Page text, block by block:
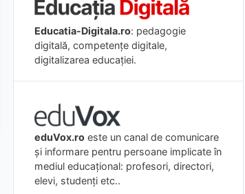
Educatia-Digitala.ro: pedagogie
digitală, competențe digitale,
digitalizarea educației.
eduVox.ro este un canal de comunicare
și informare pentru persoane implicate în
mediul educațional: profesori, directori,
elevi, studenți etc..